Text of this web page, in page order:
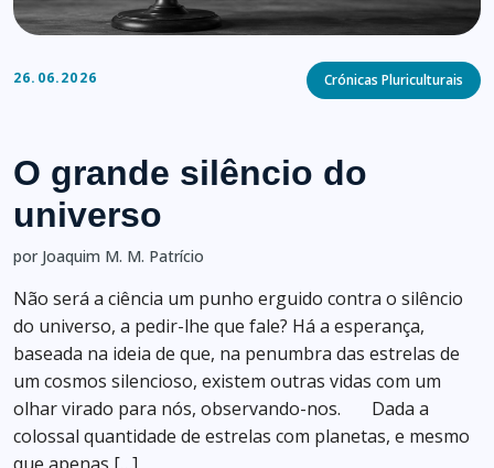
26.06.2026 Categories
Crónicas Pluriculturais
O grande silêncio do
universo
por Joaquim M. M. Patrício
Não será a ciência um punho erguido contra o silêncio
do universo, a pedir-lhe que fale? Há a esperança,
baseada na ideia de que, na penumbra das estrelas de
um cosmos silencioso, existem outras vidas com um
olhar virado para nós, observando-nos. Dada a
colossal quantidade de estrelas com planetas, e mesmo
que apenas […]